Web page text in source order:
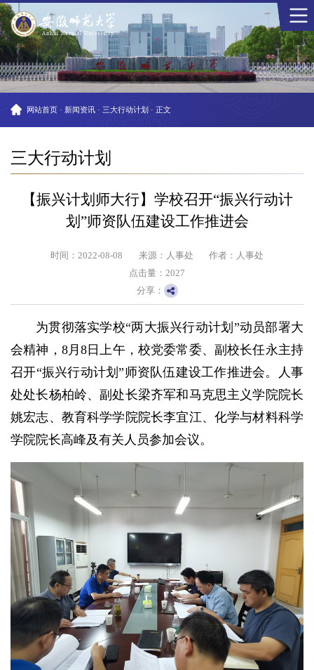
网站首页 · 新闻资讯 · 三大行动计划 · 正文
三大行动计划
【振兴计划师大行】学校召开“振兴行动计
划”师资队伍建设工作推进会
时间：2022-08-08 来源：人事处
作者：人事处
点击量： 2027
分享：
为贯彻落实学校“两大振兴行动计划”动员部署大
会精神，8月8日上午，校党委常委、副校长任永主持
召开“振兴行动计划”师资队伍建设工作推进会。人事
处处长杨柏岭、副处长梁齐军和马克思主义学院院长
姚宏志、教育科学学院院长李宜江、化学与材料科学
学院院长高峰及有关人员参加会议。